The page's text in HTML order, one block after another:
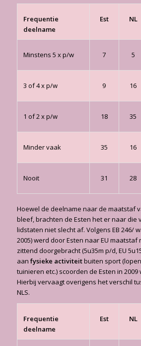
Frequentie
deelname
Est NL
Minstens 5 x p/w 7 5
3 of 4 x p/w 9 16
1 of 2 x p/w 18 35
Minder vaak 35 16
Nooit 31 28
Hoewel de deelname naar de maatstaf
bleef, brachten de Esten het er naar die
lidstaten niet slecht af. Volgens EB 246/
2005) werd door Esten naar EU
zittend doorgebracht (5u35m p/d, EU
aan fysieke activiteitbuiten sport
tuinieren etc.) scoorden de Esten in
Hierbij vervaagt overigens het verschil
NLS.
Frequentie
deelname
Est NL